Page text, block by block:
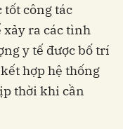
tốt công tác
xảy ra các tình
y tế được bố trí
hợp hệ thống
thời khi cần